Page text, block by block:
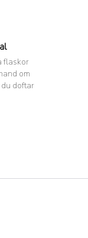
flaskor
om
doftar